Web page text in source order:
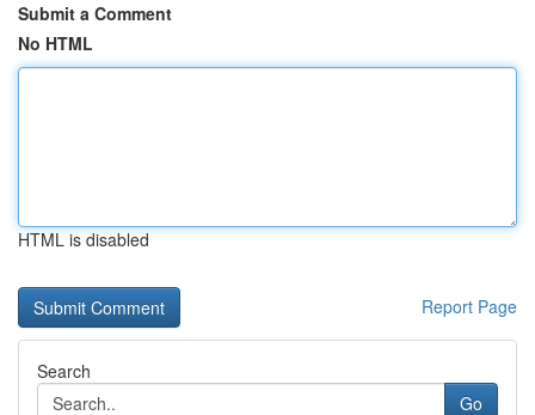
Submit a Comment
No HTML
HTML is disabled
Report Page
Search
Go